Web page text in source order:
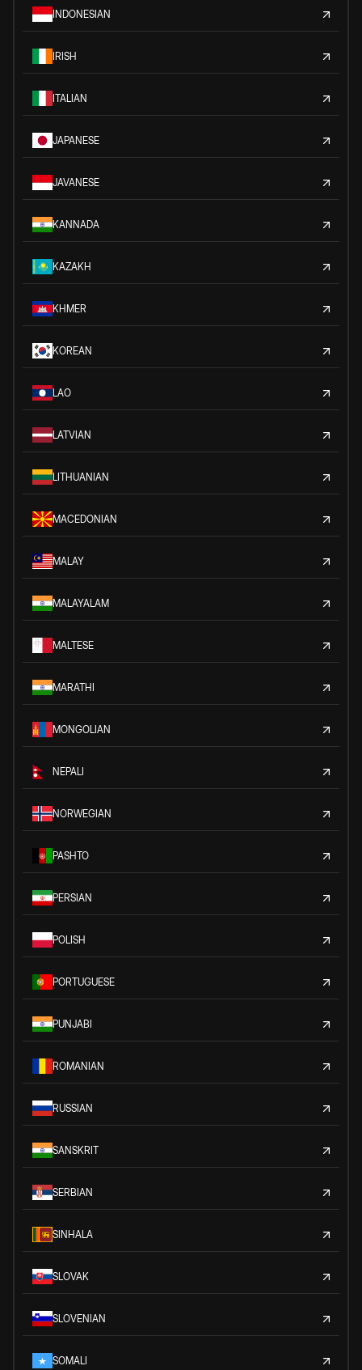
INDONESIAN
IRISH
ITALIAN
JAPANESE
JAVANESE
KANNADA
KAZAKH
KHMER
KOREAN
LAO
LATVIAN
LITHUANIAN
MACEDONIAN
MALAY
MALAYALAM
MALTESE
MARATHI
MONGOLIAN
NEPALI
NORWEGIAN
PASHTO
PERSIAN
POLISH
PORTUGUESE
PUNJABI
ROMANIAN
RUSSIAN
SANSKRIT
SERBIAN
SINHALA
SLOVAK
SLOVENIAN
SOMALI